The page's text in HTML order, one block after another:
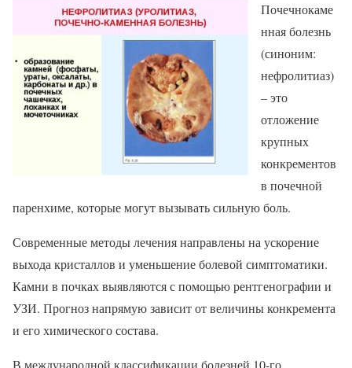
Почечнокаме
нная болезнь
(синоним:
нефролитиаз)
– это
отложение
крупных
конкрементов
в почечной
паренхиме, которые могут вызывать сильную боль.
Современные методы лечения направлены на ускорение
выхода кристаллов и уменьшение болевой симптоматики.
Камни в почках выявляются с помощью рентгенографии и
УЗИ. Прогноз напрямую зависит от величины конкремента
и его химического состава.
В международной классификации болезней 10-го